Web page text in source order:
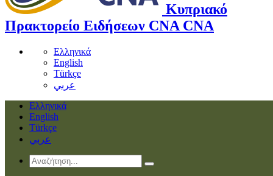
Κυπριακό
Πρακτορείο Ειδήσεων CNA CNA
Ελληνικά
English
Türkçe
عربي
Ελληνικά
English
Türkçe
عربي